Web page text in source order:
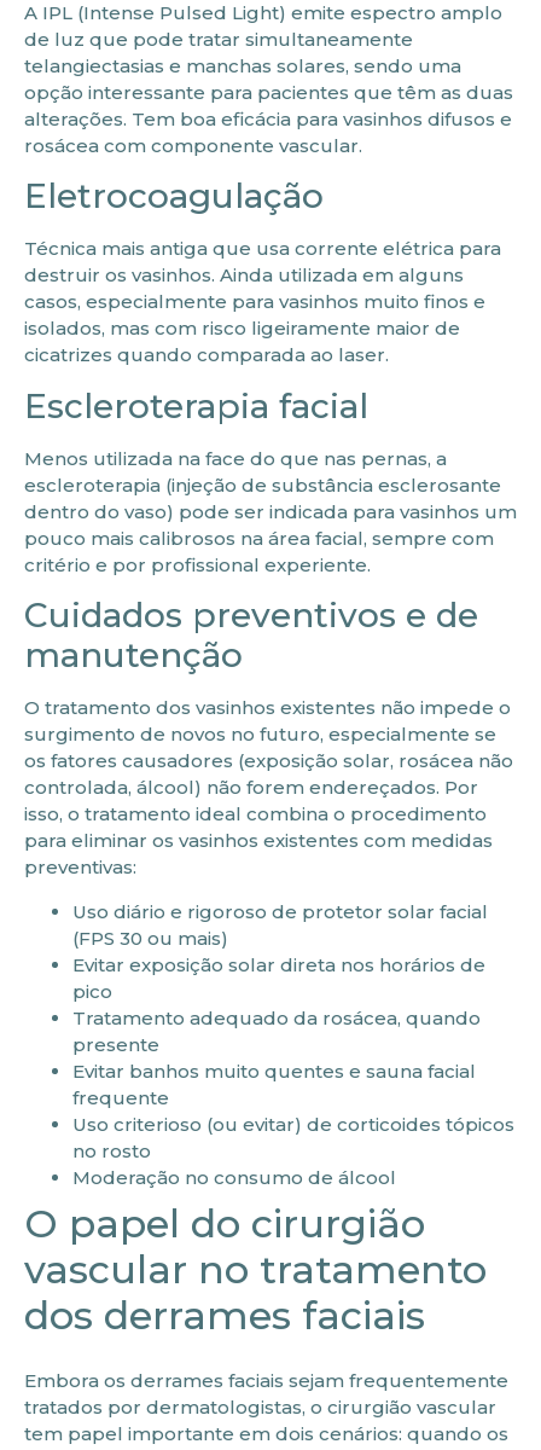
A IPL (Intense Pulsed Light) emite espectro amplo
de luz que pode tratar simultaneamente
telangiectasias e manchas solares, sendo uma
opção interessante para pacientes que têm as duas
alterações. Tem boa eficácia para vasinhos difusos e
rosácea com componente vascular.
Eletrocoagulação
Técnica mais antiga que usa corrente elétrica para
destruir os vasinhos. Ainda utilizada em alguns
casos, especialmente para vasinhos muito finos e
isolados, mas com risco ligeiramente maior de
cicatrizes quando comparada ao laser.
Escleroterapia facial
Menos utilizada na face do que nas pernas, a
escleroterapia (injeção de substância esclerosante
dentro do vaso) pode ser indicada para vasinhos um
pouco mais calibrosos na área facial, sempre com
critério e por profissional experiente.
Cuidados preventivos e de
manutenção
O tratamento dos vasinhos existentes não impede o
surgimento de novos no futuro, especialmente se
os fatores causadores (exposição solar, rosácea não
controlada, álcool) não forem endereçados. Por
isso, o tratamento ideal combina o procedimento
para eliminar os vasinhos existentes com medidas
preventivas:
Uso diário e rigoroso de protetor solar facial
(FPS 30 ou mais)
Evitar exposição solar direta nos horários de
pico
Tratamento adequado da rosácea, quando
presente
Evitar banhos muito quentes e sauna facial
frequente
Uso criterioso (ou evitar) de corticoides tópicos
no rosto
Moderação no consumo de álcool
O papel do cirurgião
vascular no tratamento
dos derrames faciais
Embora os derrames faciais sejam frequentemente
tratados por dermatologistas, o cirurgião vascular
tem papel importante em dois cenários: quando os